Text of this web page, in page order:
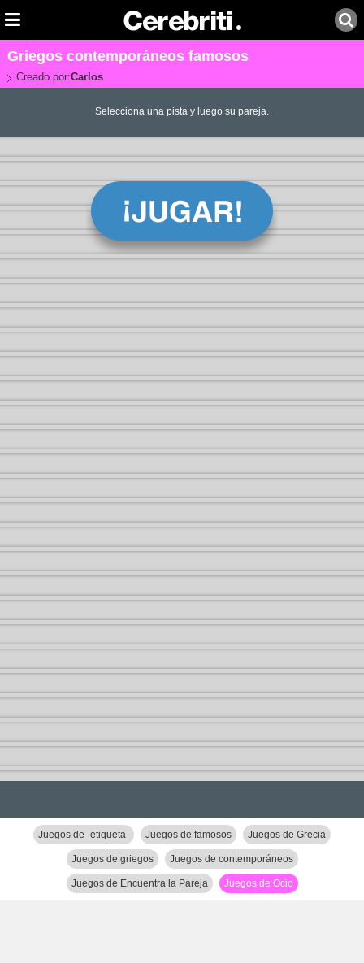
Griegos contemporáneos famosos
Creado por:Carlos
Selecciona una pista y luego su pareja.
Juegos de -etiqueta- Juegos de famosos Juegos de Grecia
Juegos de griegos Juegos de contemporáneos
Juegos de Encuentra la Pareja Juegos de Ocio